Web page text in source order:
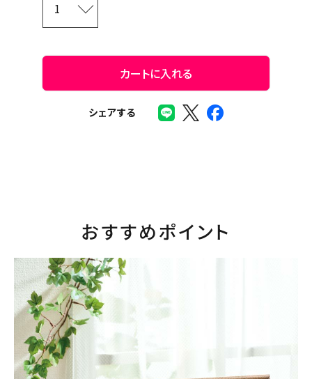
カートに入れる
シェアする
おすすめポイント